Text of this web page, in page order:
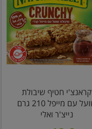
קראנצ'י חטיף שיבולת
שועל עם מייפל 210 גרם
נייצ'ר ואלי